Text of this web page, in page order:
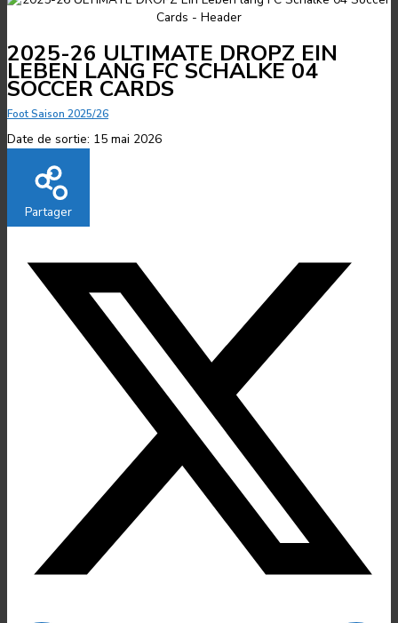
2025-26 ULTIMATE DROPZ EIN
LEBEN LANG FC SCHALKE 04
SOCCER CARDS
Foot Saison 2025/26
Date de sortie: 15 mai 2026
Partager